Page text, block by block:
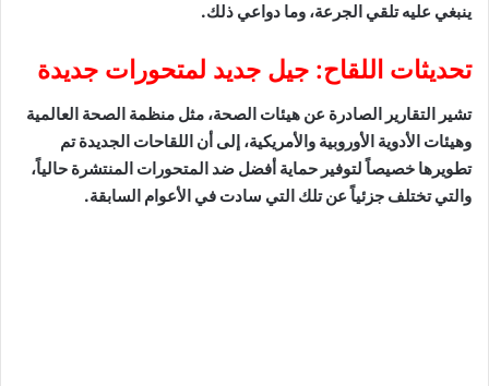
ينبغي عليه تلقي الجرعة، وما دواعي ذلك.
تحديثات اللقاح: جيل جديد لمتحورات جديدة
تشير التقارير الصادرة عن هيئات الصحة، مثل منظمة الصحة العالمية
وهيئات الأدوية الأوروبية والأمريكية، إلى أن اللقاحات الجديدة تم
تطويرها خصيصاً لتوفير حماية أفضل ضد المتحورات المنتشرة حالياً،
والتي تختلف جزئياً عن تلك التي سادت في الأعوام السابقة.